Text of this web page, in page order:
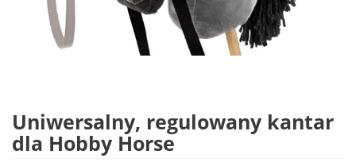
Uniwersalny, regulowany kantar
dla Hobby Horse